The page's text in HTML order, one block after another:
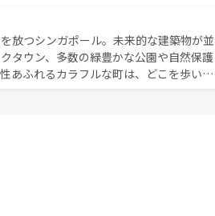
放つシンガポール。未来的な建築物が並
タウン、多数の緑豊かな公園や自然保護
あふれるカラフルな町は、どこを歩いて